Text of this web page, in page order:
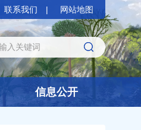
联系我们 网站地图
信息公开